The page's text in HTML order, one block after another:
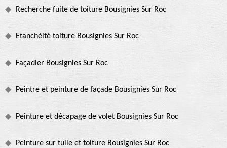
Recherche fuite de toiture Bousignies Sur Roc
Etanchéité toiture Bousignies Sur Roc
Façadier Bousignies Sur Roc
Peintre et peinture de façade Bousignies Sur Roc
Peinture et décapage de volet Bousignies Sur Roc
Peinture sur tuile et toiture Bousignies Sur Roc